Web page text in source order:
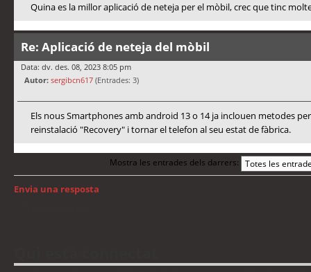
Quina es la millor aplicació de neteja per el mòbil, crec que tinc
Re: Aplicació de neteja del mòbil
Data: dv. des. 08, 2023 8:05 pm
Autor: sergibcn617 (Entrades: 3)
Els nous Smartphones amb android 13 o 14 ja inclouen metodes
reinstalació "Recovery" i tornar el telefon al seu estat de fàbrica.
Mostra les entrades dels darrers:
Envia una resposta